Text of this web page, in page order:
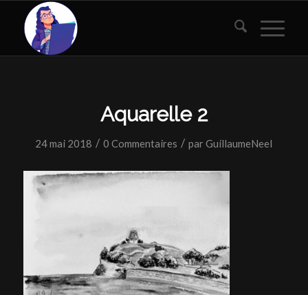
Aquarelle 2
24 mai 2018 / 0 Commentaires / parGuillaumeNeel